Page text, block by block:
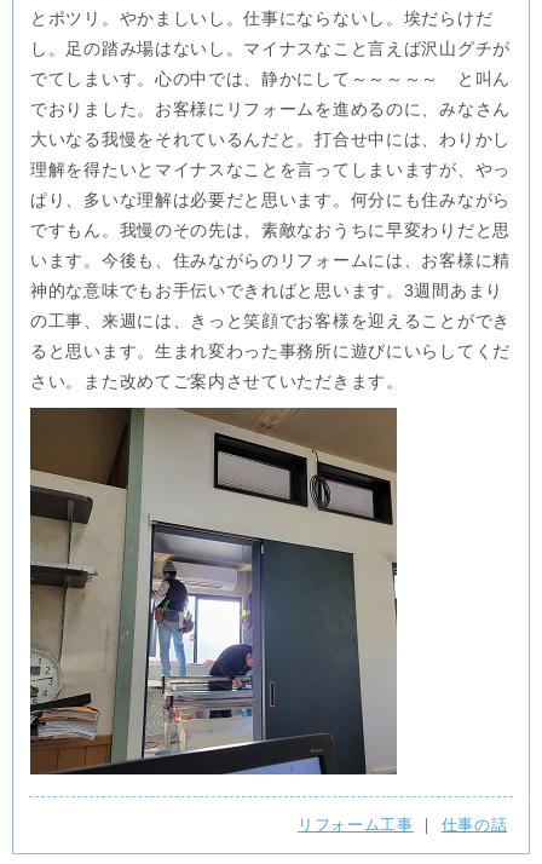
とポツリ。やかましいし。仕事にならないし。埃だらけだ
し。足の踏み場はないし。マイナスなこと言えば沢山グチが
でてしまいす。心の中では、静かにして～～～～～ と叫ん
でおりました。お客様にリフォームを進めるのに、みなさん
大いなる我慢をそれているんだと。打合せ中には、わりかし
理解を得たいとマイナスなことを言ってしまいますが、やっ
ぱり、多いな理解は必要だと思います。何分にも住みながら
ですもん。我慢のその先は、素敵なおうちに早変わりだと思
います。今後も、住みながらのリフォームには、お客様に精
神的な意味でもお手伝いできればと思います。3週間あまり
の工事、来週には、きっと笑顔でお客様を迎えることができ
ると思います。生まれ変わった事務所に遊びにいらしてくだ
さい。また改めてご案内させていただきます。
リフォーム工事 ｜ 仕事の話